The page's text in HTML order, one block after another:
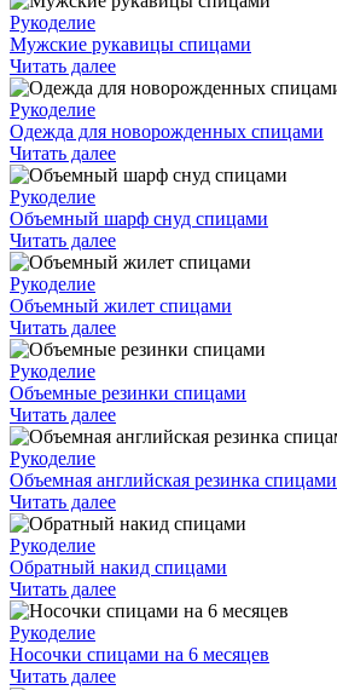
Рукоделие
Мужские рукавицы спицами
Читать далее
Рукоделие
Одежда для новорожденных спицами
Читать далее
Рукоделие
Объемный шарф снуд спицами
Читать далее
Рукоделие
Объемный жилет спицами
Читать далее
Рукоделие
Объемные резинки спицами
Читать далее
Рукоделие
Объемная английская резинка спицами
Читать далее
Рукоделие
Обратный накид спицами
Читать далее
Рукоделие
Носочки спицами на 6 месяцев
Читать далее